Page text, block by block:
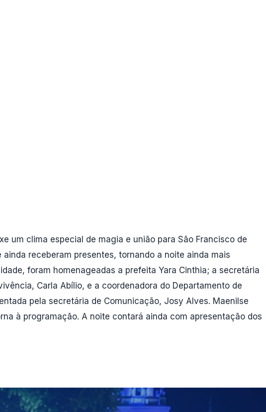
um clima especial de magia e união para São Francisco de
receberam presentes, tornando a noite ainda mais
foram homenageadas a prefeita Yara Cinthia; a secretária
Carla Abílio, e a coordenadora do Departamento de
pela secretária de Comunicação, Josy Alves. Maenilse
à programação. A noite contará ainda com apresentação dos